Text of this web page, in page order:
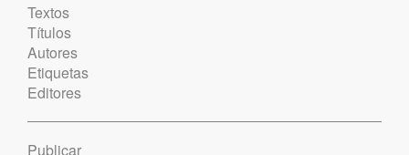
Textos
Títulos
Autores
Etiquetas
Editores
Publicar